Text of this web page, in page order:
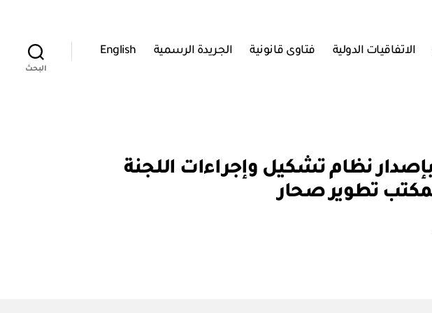
الاتفاقيات الدولية فتاوى قانونية الجريدة الرسمية English
البحث
البلاط السلطاني: قرار ديواني رقم ٢ / ٩٨ بإصدار نظام تشكيل وإجراءات اللجنة
تطوير صحار